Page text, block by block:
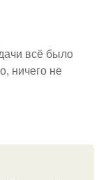
всё было
ничего не